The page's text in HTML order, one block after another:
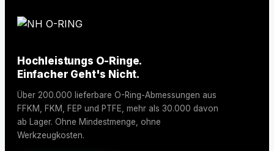
Hochleistungs O-Ringe.
Einfacher Geht's Nicht.
Über 200.000 lieferbare O-Ring-Abmessungen aus
FFKM, FKM, FEP und PTFE, mehr als 30.000 davon
ab Lager. Ohne Mindestmenge, ohne
Werkzeugkosten.